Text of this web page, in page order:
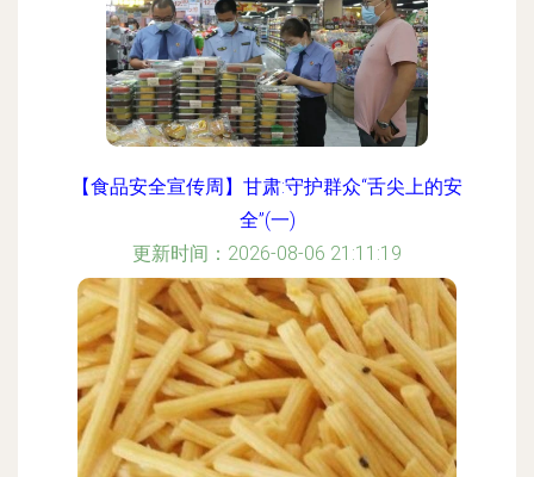
【食品安全宣传周】甘肃:守护群众“舌尖上的安
全”(一)
更新时间：2026-08-06 21:11:19